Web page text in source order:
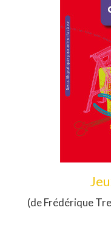
(de Frédérique